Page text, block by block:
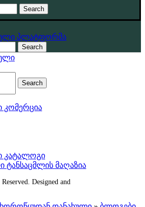
Search
Search
Search
კატალოგი
ტანსაცმლის მაღაზია
Designed and